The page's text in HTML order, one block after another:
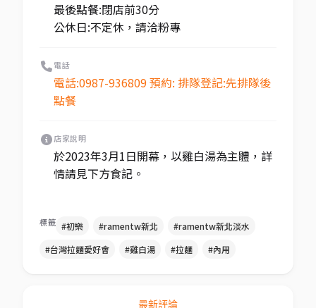
最後點餐:閉店前30分
公休日:不定休，請洽粉專
電話
電話:0987-936809 預約: 排隊登記:先排隊後
點餐
店家說明
於2023年3月1日開幕，以雞白湯為主體，詳
情請見下方食記。
標籤 #初樂 #ramentw新北
#ramentw新北淡水
#台灣拉麵愛好會
#雞白湯 #拉麵 #內用
最新評論